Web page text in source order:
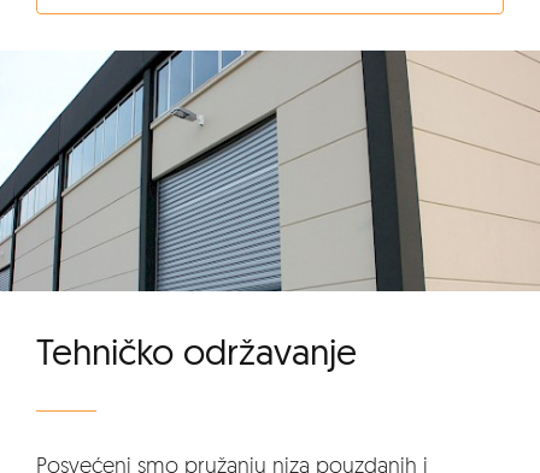
Tehničko održavanje
Posvećeni smo pružanju niza pouzdanih i